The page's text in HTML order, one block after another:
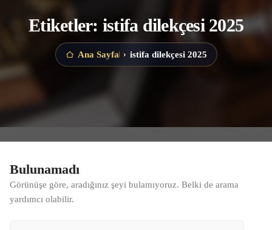
Etiketler: istifa dilekçesi 2025
Ana Sayfa › istifa dilekçesi 2025
Bulunamadı
Görünüşe göre, aradığınız şeyi bulamıyoruz. Belki de arama
yardımcı olabilir.